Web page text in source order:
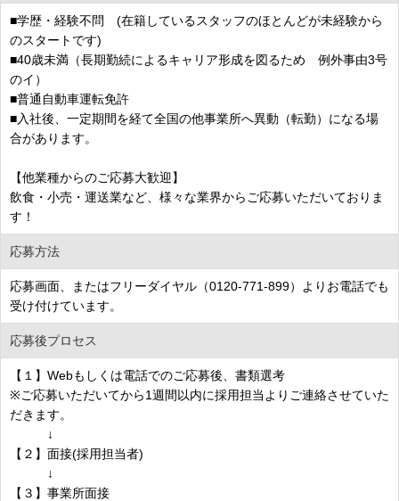
■学歴・経験不問 (在籍しているスタッフのほとんどが未経験から
のスタートです)
■40歳未満（長期勤続によるキャリア形成を図るため 例外事由3号
のイ）
■普通自動車運転免許
■入社後、一定期間を経て全国の他事業所へ異動（転勤）になる場
合があります。
【他業種からのご応募大歓迎】
飲食・小売・運送業など、様々な業界からご応募いただいておりま
す！
応募方法
応募画面、またはフリーダイヤル（0120-771-899）よりお電話でも
受け付けています。
応募後プロセス
【１】Webもしくは電話でのご応募後、書類選考
※ご応募いただいてから1週間以内に採用担当よりご連絡させていた
だきます。
↓
【２】面接(採用担当者)
↓
【３】事業所面接